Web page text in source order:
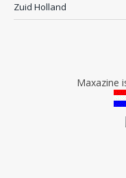
Zuid Holland
Maxazine